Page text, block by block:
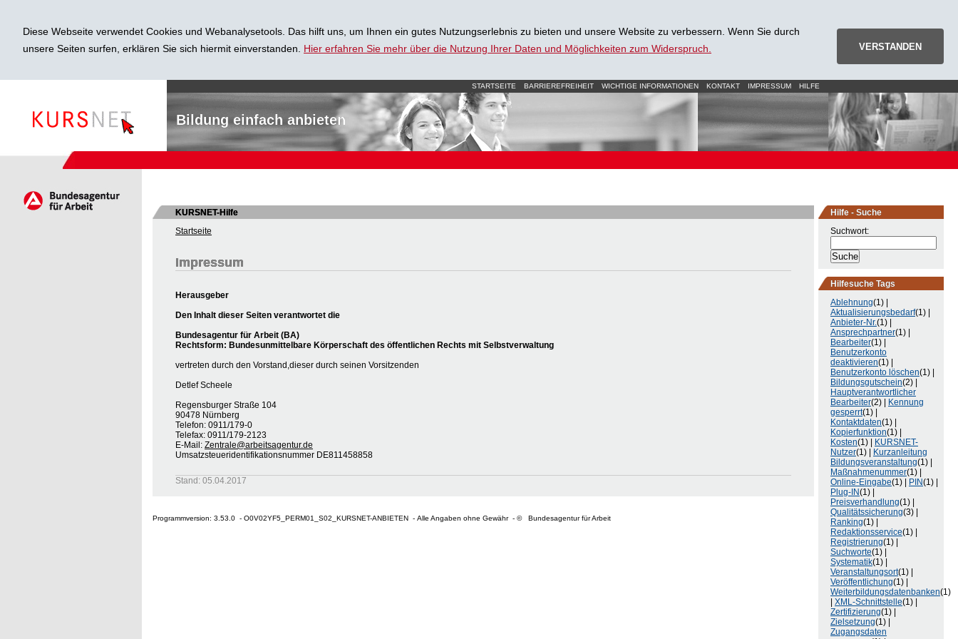
Diese Webseite verwendet Cookies und Webanalysetools. Das hilft uns, um Ihnen ein gutes Nutzungserlebnis zu bieten und unsere Website zu verbessern. Wenn Sie durch
unsere Seiten surfen, erklären Sie sich hiermit einverstanden. Hier erfahren Sie mehr über die Nutzung Ihrer Daten und Möglichkeiten zum Widerspruch. VERSTANDEN
STARTSEITE BARRIEREFREIHEIT WICHTIGE INFORMATIONEN KONTAKT IMPRESSUM HILFE
Bildung einfach anbieten
Hilfe - Suche
Suchwort:
Hilfesuche Tags
Ablehnung(1) |
Aktualisierungsbedarf(1) |
Anbieter-Nr.(1) |
Ansprechpartner(1) |
Bearbeiter(1) |
Benutzerkonto
deaktivieren(1) |
Benutzerkonto löschen(1) |
Bildungsgutschein(2) |
Hauptverantwortlicher
Bearbeiter(2) |
Kennung
gesperrt(1) |
Kontaktdaten(1) |
Kopierfunktion(1) |
Kosten(1) |
KURSNET-
Nutzer(1) |
Kurzanleitung
Bildungsveranstaltung(1) |
Maßnahmenummer(1) |
Online-Eingabe(1) | PIN(1) |
Plug-IN(1) |
Preisverhandlung(1) |
Qualitätssicherung(3) |
Ranking(1) |
Redaktionsservice(1) |
Registrierung(1) |
Suchworte(1) |
Systematik(1) |
Veranstaltungsort(1) |
Veröffentlichung(1) |
Weiterbildungsdatenbanken(1)
XML-Schnittstelle(1) |
Zertifizierung(1) |
Zielsetzung(1) |
Zugangsdaten
KURSNET-Hilfe
Startseite
Impressum
Herausgeber
Den Inhalt dieser Seiten verantwortet die
Bundesagentur für Arbeit (BA)
Rechtsform: Bundesunmittelbare Körperschaft des öffentlichen Rechts mit Selbstverwaltung
vertreten durch den Vorstand,dieser durch seinen Vorsitzenden
Detlef Scheele
Regensburger Straße 104
90478 Nürnberg
Telefon: 0911/179-0
Telefax: 0911/179-2123
E-Mail: Zentrale@arbeitsagentur.de
Umsatzsteueridentifikationsnummer DE811458858
Stand: 05.04.2017
Programmversion: 3.53.0 - O0V02YF5_PERM01_S02_KURSNET-ANBIETEN - Alle Angaben ohne Gewähr - © Bundesagentur für Arbeit